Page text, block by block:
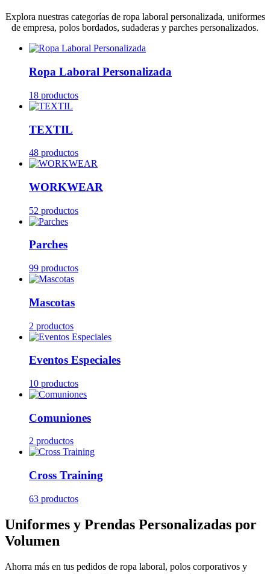
Explora nuestras categorías de ropa laboral personalizada, uniformes
de empresa, polos bordados, sudaderas y parches personalizados.
Ropa Laboral Personalizada
18 productos
TEXTIL
48 productos
WORKWEAR
52 productos
Parches
99 productos
Mascotas
2 productos
Eventos Especiales
10 productos
Comuniones
2 productos
Cross Training
63 productos
Uniformes y Prendas Personalizadas por
Volumen
Ahorra más en tus pedidos de ropa laboral, polos corporativos y